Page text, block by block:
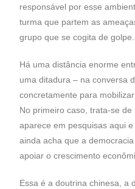
responsável por esse
turma que partem as
grupo que se cogita de golpe.
Há uma distância enorme
uma ditadura – na conversa
concretamente para
No primeiro caso, trata-se
aparece em pesquisas aqui
ainda acha que a
apoiar o crescimento
Essa é a doutrina chinesa, a